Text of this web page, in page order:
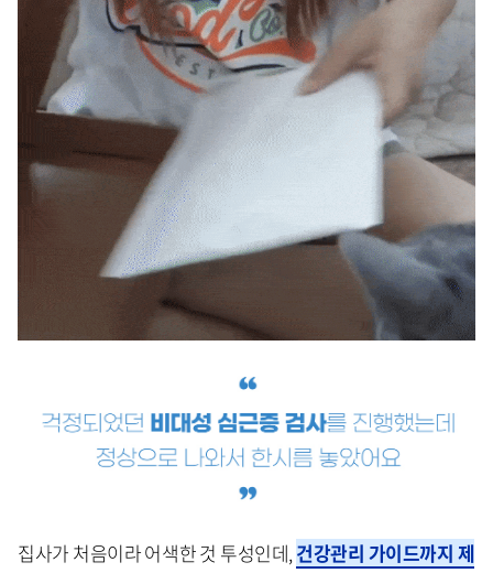
집사가 처음이라 어색한 것 투성인데, 건강관리 가이드까지 제